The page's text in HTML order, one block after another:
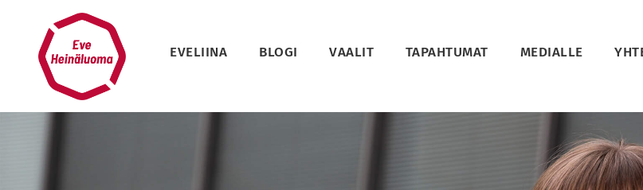
sisältöön
EVELIINA BLOGI VAALIT TAPAHTUMAT MEDIALLE